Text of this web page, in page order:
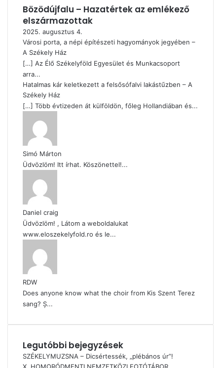
Bözödújfalu – Hazatértek az emlékező
elszármazottak
2025. augusztus 4.
Városi porta, a népi építészeti hagyományok jegyében –
A Székely Ház
[…] Az Élő Székelyföld Egyesület és Munkacsoport
arra...
Hatalmas kár keletkezett a felsősófalvi lakástűzben – A
Székely Ház
[…] Több évtizeden át külföldön, főleg Hollandiában és...
Simó Márton
Üdvözlöm! Itt írhat. Köszönettel!...
Daniel craig
Üdvözlöm! , Látom a weboldalukat
www.eloszekelyfold.ro és le...
RDW
Does anyone know what the choir from Kis Szent Terez
sang? Ș...
Legutóbbi bejegyzések
SZÉKELYMUZSNA – Dicsértessék, „plébános úr”!